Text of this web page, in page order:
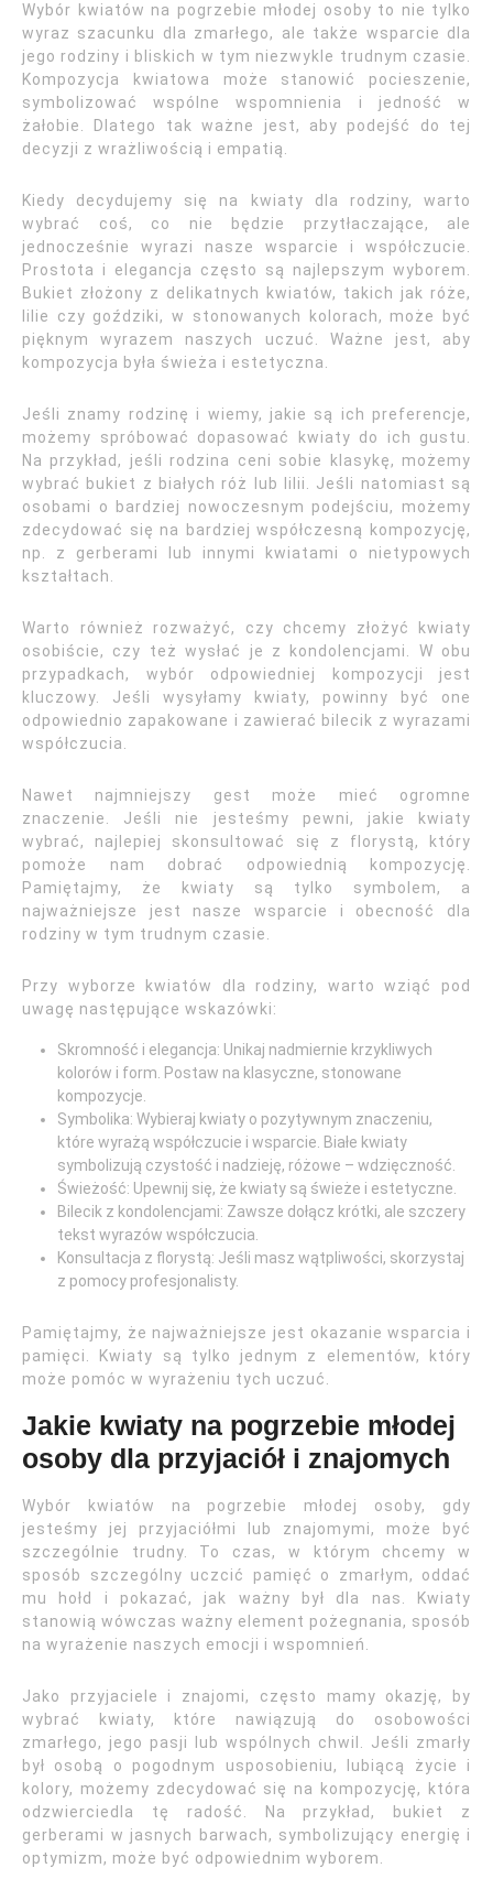
Wybór kwiatów na pogrzebie młodej osoby to nie tylko
wyraz szacunku dla zmarłego, ale także wsparcie dla
jego rodziny i bliskich w tym niezwykle trudnym czasie.
Kompozycja kwiatowa może stanowić pocieszenie,
symbolizować wspólne wspomnienia i jedność w
żałobie. Dlatego tak ważne jest, aby podejść do tej
decyzji z wrażliwością i empatią.
Kiedy decydujemy się na kwiaty dla rodziny, warto
wybrać coś, co nie będzie przytłaczające, ale
jednocześnie wyrazi nasze wsparcie i współczucie.
Prostota i elegancja często są najlepszym wyborem.
Bukiet złożony z delikatnych kwiatów, takich jak róże,
lilie czy goździki, w stonowanych kolorach, może być
pięknym wyrazem naszych uczuć. Ważne jest, aby
kompozycja była świeża i estetyczna.
Jeśli znamy rodzinę i wiemy, jakie są ich preferencje,
możemy spróbować dopasować kwiaty do ich gustu.
Na przykład, jeśli rodzina ceni sobie klasykę, możemy
wybrać bukiet z białych róż lub lilii. Jeśli natomiast są
osobami o bardziej nowoczesnym podejściu, możemy
zdecydować się na bardziej współczesną kompozycję,
np. z gerberami lub innymi kwiatami o nietypowych
kształtach.
Warto również rozważyć, czy chcemy złożyć kwiaty
osobiście, czy też wysłać je z kondolencjami. W obu
przypadkach, wybór odpowiedniej kompozycji jest
kluczowy. Jeśli wysyłamy kwiaty, powinny być one
odpowiednio zapakowane i zawierać bilecik z wyrazami
współczucia.
Nawet najmniejszy gest może mieć ogromne
znaczenie. Jeśli nie jesteśmy pewni, jakie kwiaty
wybrać, najlepiej skonsultować się z florystą, który
pomoże nam dobrać odpowiednią kompozycję.
Pamiętajmy, że kwiaty są tylko symbolem, a
najważniejsze jest nasze wsparcie i obecność dla
rodziny w tym trudnym czasie.
Przy wyborze kwiatów dla rodziny, warto wziąć pod
uwagę następujące wskazówki:
Skromność i elegancja: Unikaj nadmiernie krzykliwych
kolorów i form. Postaw na klasyczne, stonowane
kompozycje.
Symbolika: Wybieraj kwiaty o pozytywnym znaczeniu,
które wyrażą współczucie i wsparcie. Białe kwiaty
symbolizują czystość i nadzieję, różowe – wdzięczność.
Świeżość: Upewnij się, że kwiaty są świeże i estetyczne.
Bilecik z kondolencjami: Zawsze dołącz krótki, ale szczery
tekst wyrazów współczucia.
Konsultacja z florystą: Jeśli masz wątpliwości, skorzystaj
z pomocy profesjonalisty.
Pamiętajmy, że najważniejsze jest okazanie wsparcia i
pamięci. Kwiaty są tylko jednym z elementów, który
może pomóc w wyrażeniu tych uczuć.
Jakie kwiaty na pogrzebie młodej
osoby dla przyjaciół i znajomych
Wybór kwiatów na pogrzebie młodej osoby, gdy
jesteśmy jej przyjaciółmi lub znajomymi, może być
szczególnie trudny. To czas, w którym chcemy w
sposób szczególny uczcić pamięć o zmarłym, oddać
mu hołd i pokazać, jak ważny był dla nas. Kwiaty
stanowią wówczas ważny element pożegnania, sposób
na wyrażenie naszych emocji i wspomnień.
Jako przyjaciele i znajomi, często mamy okazję, by
wybrać kwiaty, które nawiązują do osobowości
zmarłego, jego pasji lub wspólnych chwil. Jeśli zmarły
był osobą o pogodnym usposobieniu, lubiącą życie i
kolory, możemy zdecydować się na kompozycję, która
odzwierciedla tę radość. Na przykład, bukiet z
gerberami w jasnych barwach, symbolizujący energię i
optymizm, może być odpowiednim wyborem.